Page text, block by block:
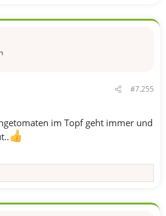
#7.255
im Topf geht immer und